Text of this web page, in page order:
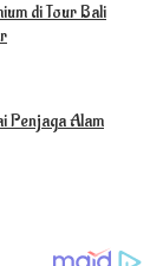
di Tour Bali
Penjaga Alam